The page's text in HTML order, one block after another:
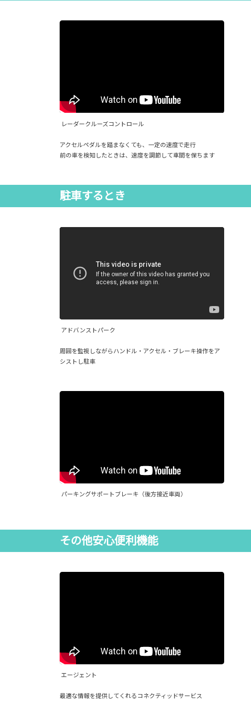
レーダークルーズコントロール
アクセルペダルを踏まなくても、一定の速度で走行
前の車を検知したときは、速度を調節して車間を保ちます
駐車するとき
アドバンストパーク
周囲を監視しながらハンドル・アクセル・ブレーキ操作をア
シストし駐車
パーキングサポートブレーキ（後方接近車両）
その他安心便利機能
エージェント
最適な情報を提供してくれるコネクティッドサービス